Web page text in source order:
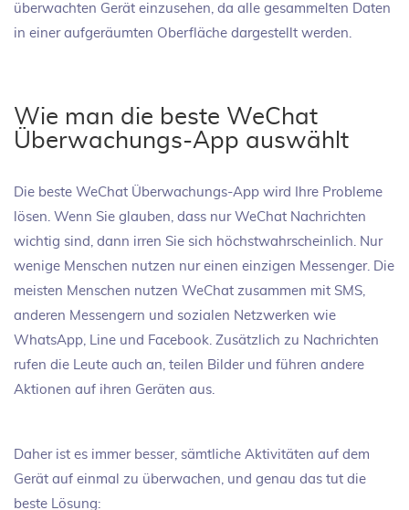
überwachten Gerät einzusehen, da alle gesammelten Daten
in einer aufgeräumten Oberfläche dargestellt werden.
Wie man die beste WeChat
Überwachungs-App auswählt
Die beste WeChat Überwachungs-App wird Ihre Probleme
lösen. Wenn Sie glauben, dass nur WeChat Nachrichten
wichtig sind, dann irren Sie sich höchstwahrscheinlich. Nur
wenige Menschen nutzen nur einen einzigen Messenger. Die
meisten Menschen nutzen WeChat zusammen mit SMS,
anderen Messengern und sozialen Netzwerken wie
WhatsApp, Line und Facebook. Zusätzlich zu Nachrichten
rufen die Leute auch an, teilen Bilder und führen andere
Aktionen auf ihren Geräten aus.
Daher ist es immer besser, sämtliche Aktivitäten auf dem
Gerät auf einmal zu überwachen, und genau das tut die
beste Lösung: